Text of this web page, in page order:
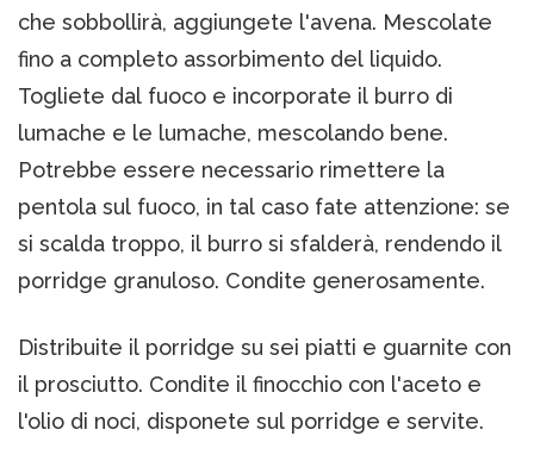
che sobbollirà, aggiungete l'avena. Mescolate
fino a completo assorbimento del liquido.
Togliete dal fuoco e incorporate il burro di
lumache e le lumache, mescolando bene.
Potrebbe essere necessario rimettere la
pentola sul fuoco, in tal caso fate attenzione: se
si scalda troppo, il burro si sfalderà, rendendo il
porridge granuloso. Condite generosamente.
Distribuite il porridge su sei piatti e guarnite con
il prosciutto. Condite il finocchio con l'aceto e
l'olio di noci, disponete sul porridge e servite.